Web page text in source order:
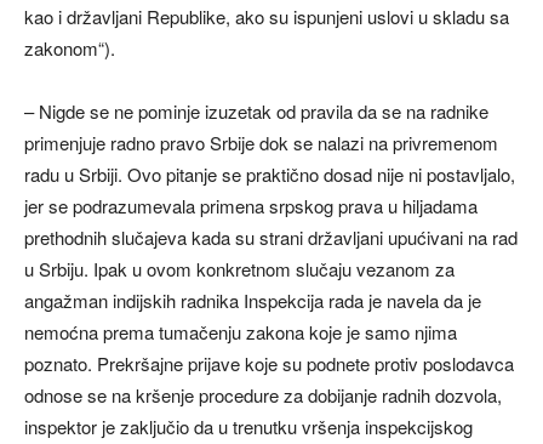
kao i državljani Republike, ako su ispunjeni uslovi u skladu sa
zakonom“).
– Nigde se ne pominje izuzetak od pravila da se na radnike
primenjuje radno pravo Srbije dok se nalazi na privremenom
radu u Srbiji. Ovo pitanje se praktično dosad nije ni postavljalo,
jer se podrazumevala primena srpskog prava u hiljadama
prethodnih slučajeva kada su strani državljani upućivani na rad
u Srbiju. Ipak u ovom konkretnom slučaju vezanom za
angažman indijskih radnika Inspekcija rada je navela da je
nemoćna prema tumačenju zakona koje je samo njima
poznato. Prekršajne prijave koje su podnete protiv poslodavca
odnose se na kršenje procedure za dobijanje radnih dozvola,
inspektor je zaključio da u trenutku vršenja inspekcijskog